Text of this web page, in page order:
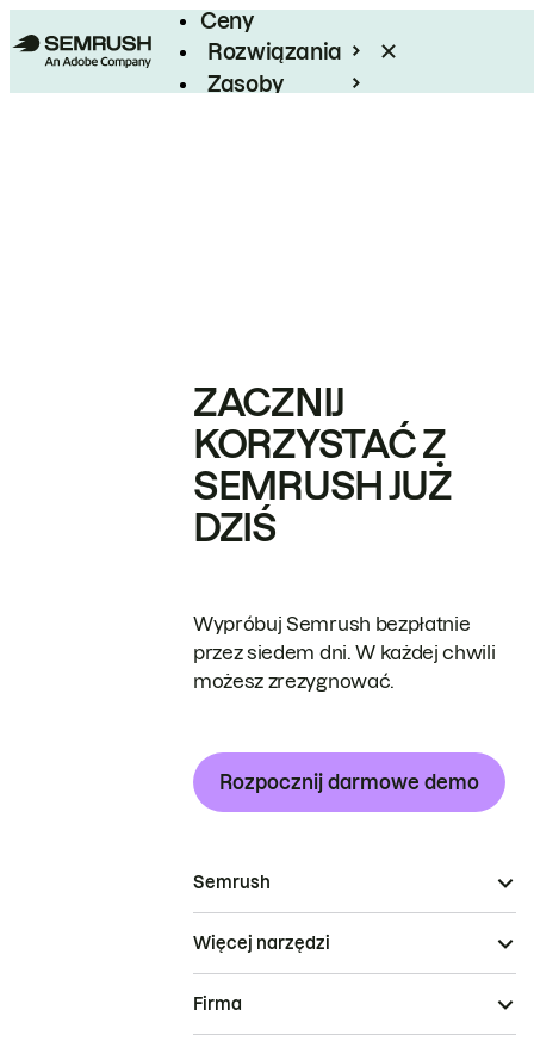
Ceny
Rozwiązania
Zasoby
ZACZNIJ
KORZYSTAĆ Z
SEMRUSH JUŻ
DZIŚ
Wypróbuj Semrush bezpłatnie
przez siedem dni. W każdej chwili
możesz zrezygnować.
Rozpocznij darmowe demo
Semrush
Więcej narzędzi
Firma